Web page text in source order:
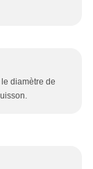
diamètre de